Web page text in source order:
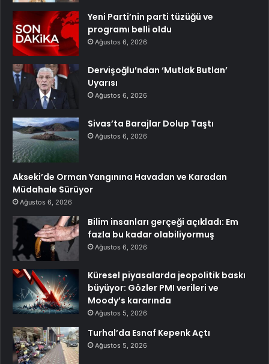
Yeni Parti’nin parti tüzüğü ve
programı belli oldu
Ağustos 6, 2026
Dervişoğlu’ndan ‘Mutlak Butlan’
Uyarısı
Ağustos 6, 2026
Sivas’ta Barajlar Dolup Taştı
Ağustos 6, 2026
Akseki’de Orman Yangınına Havadan ve Karadan
Müdahale Sürüyor
Ağustos 6, 2026
Bilim insanları gerçeği açıkladı: Em
fazla bu kadar olabiliyormuş
Ağustos 6, 2026
Küresel piyasalarda jeopolitik baskı
büyüyor: Gözler PMI verileri ve
Moody’s kararında
Ağustos 5, 2026
Turhal’da Esnaf Kepenk Açtı
Ağustos 5, 2026